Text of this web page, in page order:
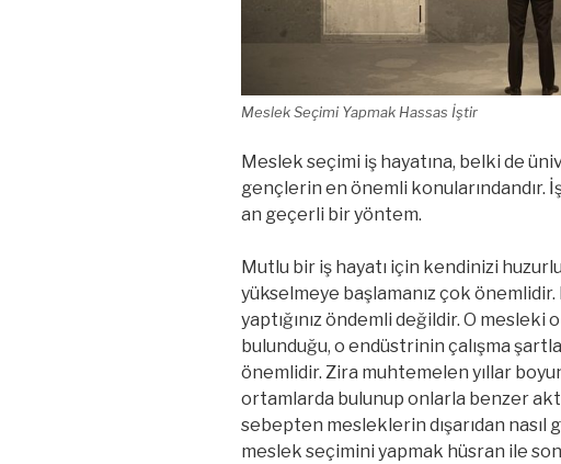
Meslek Seçimi Yapmak Hassas İştir
Meslek seçimi iş hayatına, belki de
gençlerin en önemli konularındandır.
an geçerli bir yöntem.
Mutlu bir iş hayatı için kendinizi
yükselmeye başlamanız çok
yaptığınız öndemli değildir. O mesleki
bulunduğu, o endüstrinin çalışma
önemlidir. Zira muhtemelen yıllar
ortamlarda bulunup onlarla benzer
sebepten mesleklerin dışarıdan
meslek seçimini yapmak hüsran ile